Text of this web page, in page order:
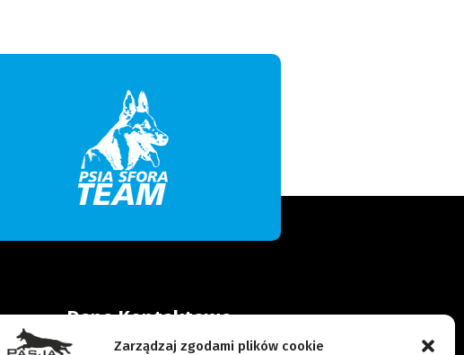
Zarządzaj zgodami plików cookie
Dane Kontaktowe